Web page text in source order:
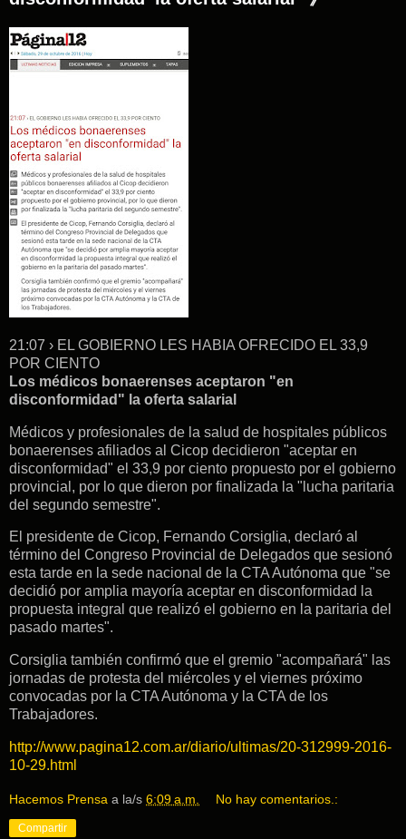
21:07 › EL GOBIERNO LES HABIA OFRECIDO EL 33,9
POR CIENTO
Los médicos bonaerenses aceptaron "en
disconformidad" la oferta salarial
Médicos y profesionales de la salud de hospitales públicos
bonaerenses afiliados al Cicop decidieron "aceptar en
disconformidad" el 33,9 por ciento propuesto por el gobierno
provincial, por lo que dieron por finalizada la "lucha paritaria
del segundo semestre".
El presidente de Cicop, Fernando Corsiglia, declaró al
término del Congreso Provincial de Delegados que sesionó
esta tarde en la sede nacional de la CTA Autónoma que "se
decidió por amplia mayoría aceptar en disconformidad la
propuesta integral que realizó el gobierno en la paritaria del
pasado martes".
Corsiglia también confirmó que el gremio "acompañará" las
jornadas de protesta del miércoles y el viernes próximo
convocadas por la CTA Autónoma y la CTA de los
Trabajadores.
http://www.pagina12.com.ar/diario/ultimas/20-312999-2016-
10-29.html
Hacemos Prensa a la/s 6:09 a.m. No hay comentarios.:
Compartir